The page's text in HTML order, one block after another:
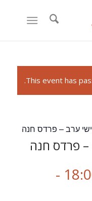
This event has
ערב – פרדס חנה
– פרדס חנה
-